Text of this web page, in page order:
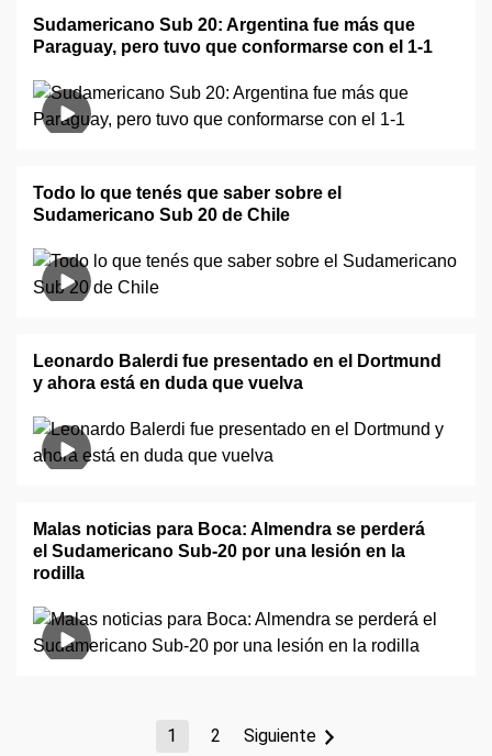
Sudamericano Sub 20: Argentina fue más que
Paraguay, pero tuvo que conformarse con el 1-1
Todo lo que tenés que saber sobre el
Sudamericano Sub 20 de Chile
Leonardo Balerdi fue presentado en el Dortmund
y ahora está en duda que vuelva
Malas noticias para Boca: Almendra se perderá
el Sudamericano Sub-20 por una lesión en la
rodilla
1 2 Siguiente